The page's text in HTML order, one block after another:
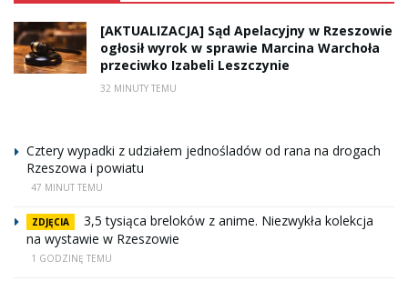
[AKTUALIZACJA] Sąd Apelacyjny w Rzeszowie
ogłosił wyrok w sprawie Marcina Warchoła
przeciwko Izabeli Leszczynie
32 MINUTY TEMU
Cztery wypadki z udziałem jednośladów od rana na drogach
Rzeszowa i powiatu
47 MINUT TEMU
ZDJĘCIA
3,5 tysiąca breloków z anime. Niezwykła kolekcja
na wystawie w Rzeszowie
1 GODZINĘ TEMU